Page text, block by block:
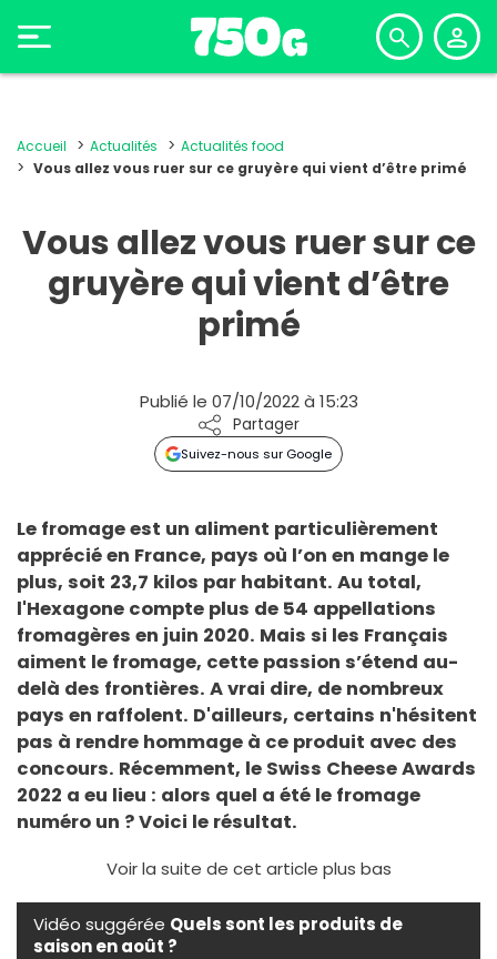
Accueil Actualités
Actualités food
Vous allez vous ruer sur ce gruyère qui vient d’être primé
Vous allez vous ruer sur ce
gruyère qui vient d’être
primé
Publié le 07/10/2022 à 15:23
Partager
Suivez-nous sur Google
Le fromage est un aliment particulièrement
apprécié en France, pays où l’on en mange le
plus, soit 23,7 kilos par habitant. Au total,
l'Hexagone compte plus de 54 appellations
fromagères en juin 2020. Mais si les Français
aiment le fromage, cette passion s’étend au-
delà des frontières. A vrai dire, de nombreux
pays en raffolent. D'ailleurs, certains n'hésitent
pas à rendre hommage à ce produit avec des
concours. Récemment, le Swiss Cheese Awards
2022 a eu lieu : alors quel a été le fromage
numéro un ? Voici le résultat.
Voir la suite de cet article plus bas
Vidéo suggérée Quels sont les produits de
saison en août ?